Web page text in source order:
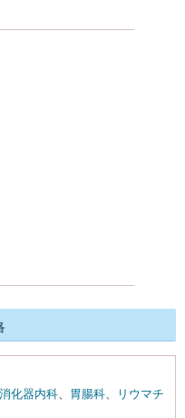
消化器内科 胃腸科
リウマチ